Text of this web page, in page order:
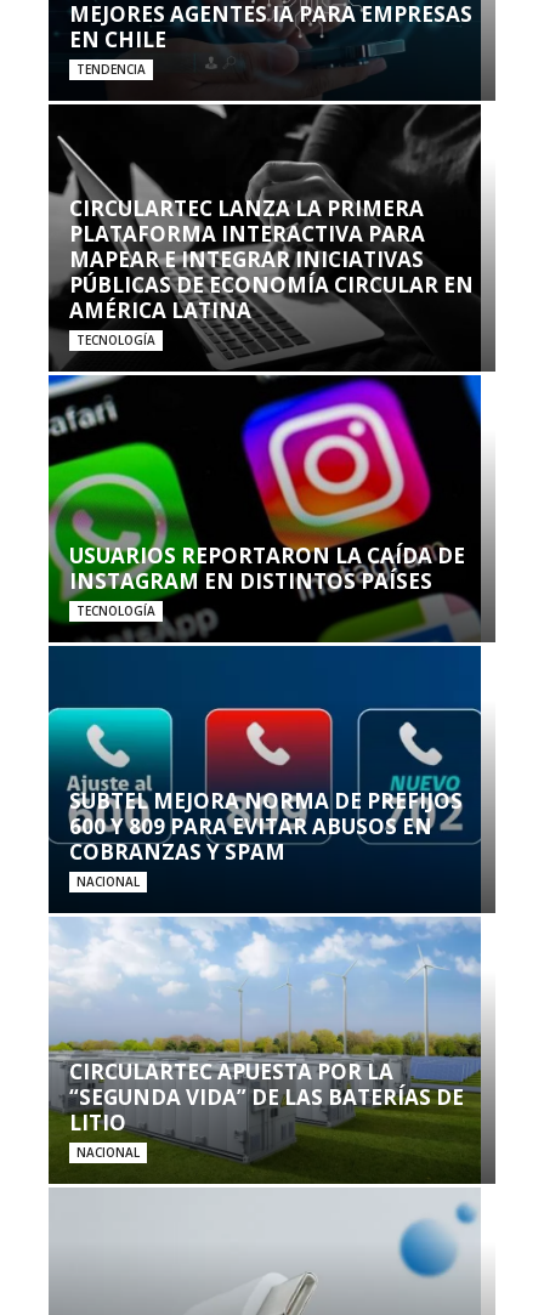
MEJORES AGENTES IA PARA EMPRESAS
EN CHILE
TENDENCIA
CIRCULARTEC LANZA LA PRIMERA
PLATAFORMA INTERACTIVA PARA
MAPEAR E INTEGRAR INICIATIVAS
PÚBLICAS DE ECONOMÍA CIRCULAR EN
AMÉRICA LATINA
TECNOLOGÍA
USUARIOS REPORTARON LA CAÍDA DE
INSTAGRAM EN DISTINTOS PAÍSES
TECNOLOGÍA
SUBTEL MEJORA NORMA DE PREFIJOS
600 Y 809 PARA EVITAR ABUSOS EN
COBRANZAS Y SPAM
NACIONAL
CIRCULARTEC APUESTA POR LA
“SEGUNDA VIDA” DE LAS BATERÍAS DE
LITIO
NACIONAL